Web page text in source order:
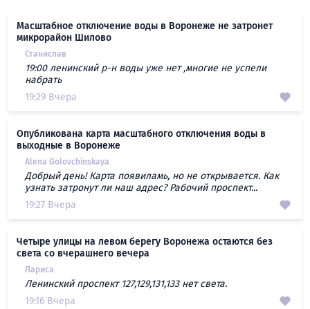
Масштабное отключение воды в Воронеже не затронет
микрорайон Шилово
Станислав
19:00 ленинский р-н воды уже нет ,многие не успели
набрать
19:29 Вчера
Опубликована карта масштабного отключения воды в
выходные в Воронеже
Alena Golovchinskaya
Добрый день! Карта появиламь, но не открывается. Как
узнать затронут ли наш адрес? Рабочий проспект...
19:27 Вчера
Четыре улицы на левом берегу Воронежа остаются без
света со вчерашнего вечера
Лариса
Ленинский проспект 127,129,131,133 нет света.
19:16 Вчера